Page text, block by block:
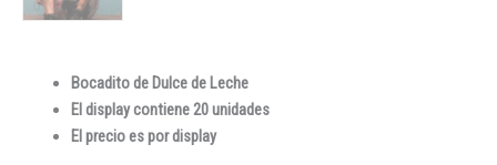
Bocadito de Dulce de Leche
El display contiene 20 unidades
El precio es por display